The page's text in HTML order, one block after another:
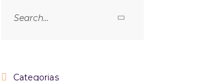
Categorias